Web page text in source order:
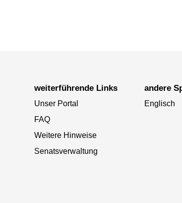
weiterführende Links
Unser Portal
FAQ
Weitere Hinweise
Senatsverwaltung
andere
Englisch